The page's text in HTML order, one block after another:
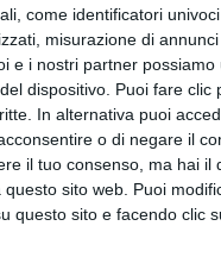
come identificatori
misurazione di
e i nostri partner
dispositivo. Puoi fare
In alternativa puoi
o di negare il
il tuo consenso, ma hai
sito web. Puoi
questo sito e facendo clic
preoccupazione tra i
diffusione del percolato.
ancor più
più presto a fare